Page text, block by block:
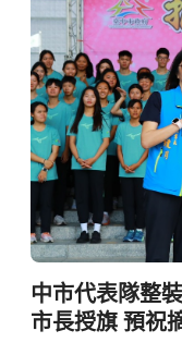
中市代表隊整
市長授旗 預祝